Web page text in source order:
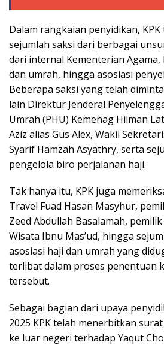
Dalam rangkaian penyidikan,
sejumlah saksi dari berbagai
dari internal Kementerian
dan umrah, hingga asosiasi
Beberapa saksi yang telah
lain Direktur Jenderal
Umrah (PHU) Kemenag Hilman
Aziz alias Gus Alex, Wakil
Syarif Hamzah Asyathry, serta
pengelola biro perjalanan haji.
Tak hanya itu, KPK juga
Travel Fuad Hasan Masyhur,
Zeed Abdullah Basalamah,
Wisata Ibnu Mas’ud, hingga
asosiasi haji dan umrah yang
terlibat dalam proses penentuan
tersebut.
Sebagai bagian dari upaya
2025 KPK telah menerbitkan
ke luar negeri terhadap Yaqut